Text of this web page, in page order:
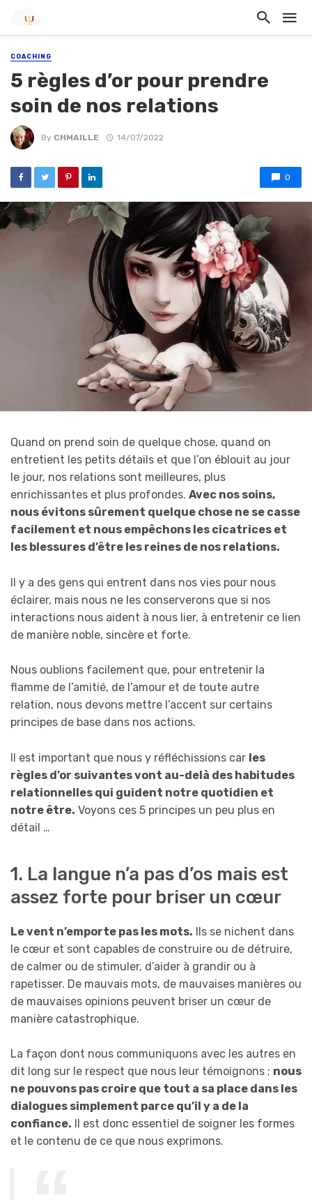
COACHING
5 règles d’or pour prendre
soin de nos relations
By CHMAILLE 14/07/2022
0
Quand on prend soin de quelque chose, quand on
entretient les petits détails et que l’on éblouit au jour
le jour, nos relations sont meilleures, plus
enrichissantes et plus profondes. Avec nos soins,
nous évitons sûrement quelque chose ne se casse
facilement et nous empêchons les cicatrices et
les blessures d’être les reines de nos relations.
Il y a des gens qui entrent dans nos vies pour nous
éclairer, mais nous ne les conserverons que si nos
interactions nous aident à nous lier, à entretenir ce lien
de manière noble, sincère et forte.
Nous oublions facilement que, pour entretenir la
flamme de l’amitié, de l’amour et de toute autre
relation, nous devons mettre l’accent sur certains
principes de base dans nos actions.
Il est important que nous y réfléchissions car les
règles d’or suivantes vont au-delà des habitudes
relationnelles qui guident notre quotidien et
notre être. Voyons ces 5 principes un peu plus en
détail …
1. La langue n’a pas d’os mais est
assez forte pour briser un cœur
Le vent n’emporte pas les mots. Ils se nichent dans
le cœur et sont capables de construire ou de détruire,
de calmer ou de stimuler, d’aider à grandir ou à
rapetisser. De mauvais mots, de mauvaises manières ou
de mauvaises opinions peuvent briser un cœur de
manière catastrophique.
La façon dont nous communiquons avec les autres en
dit long sur le respect que nous leur témoignons ; nous
ne pouvons pas croire que tout a sa place dans les
dialogues simplement parce qu’il y a de la
confiance. Il est donc essentiel de soigner les formes
et le contenu de ce que nous exprimons.